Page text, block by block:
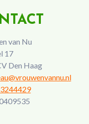
van Nu
17
Den Haag